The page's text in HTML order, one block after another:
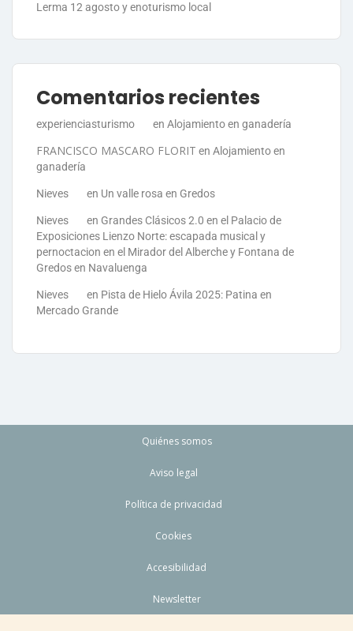
Lerma 12 agosto y enoturismo local
Comentarios recientes
experienciasturismo en Alojamiento en ganadería
FRANCISCO MASCARO FLORIT en Alojamiento en
ganadería
Nieves en Un valle rosa en Gredos
Nieves en Grandes Clásicos 2.0 en el Palacio de
Exposiciones Lienzo Norte: escapada musical y
pernoctacion en el Mirador del Alberche y Fontana de
Gredos en Navaluenga
Nieves en Pista de Hielo Ávila 2025: Patina en
Mercado Grande
Quiénes somos
Aviso legal
Política de privacidad
Cookies
Accesibilidad
Newsletter